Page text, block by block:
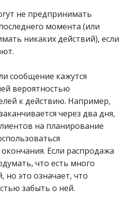
не предпринимать
момента (или
никаких действий), если
сообщение кажутся
вероятностью
к действию. Например,
через два дня,
на планирование
Если распродажа
что есть много
но это означает, что
забыть о ней.